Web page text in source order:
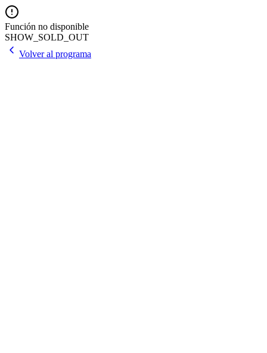
Función no disponible
SHOW_SOLD_OUT
Volver al programa